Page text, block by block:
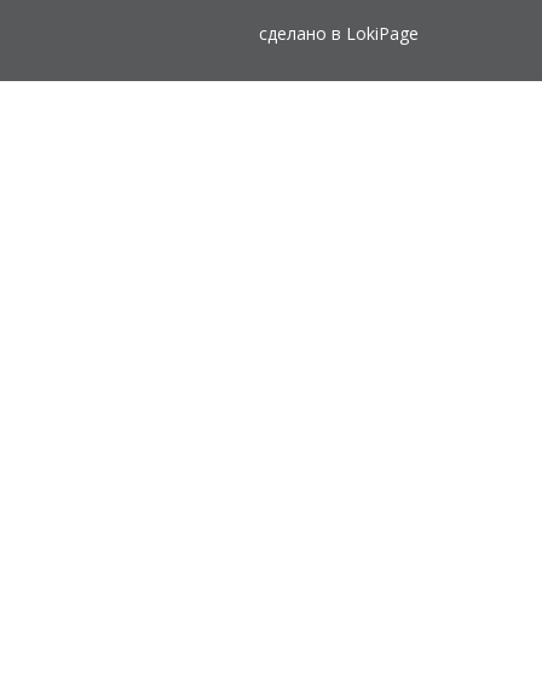
сделано в LokiPage